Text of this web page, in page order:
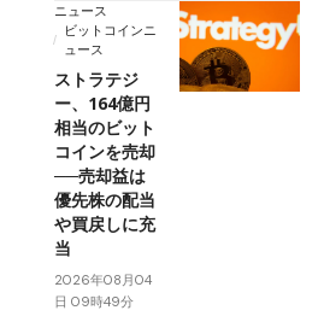
ニュース
ビットコインニ
ュース
ストラテジ
ー、164億円
相当のビット
コインを売却
──売却益は
優先株の配当
や買戻しに充
当
2026年08月04
日 09時49分